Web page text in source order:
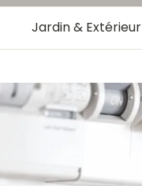
Jardin & Extérieur